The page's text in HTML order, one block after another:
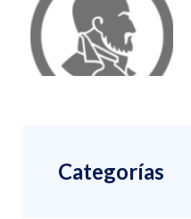
Categorías